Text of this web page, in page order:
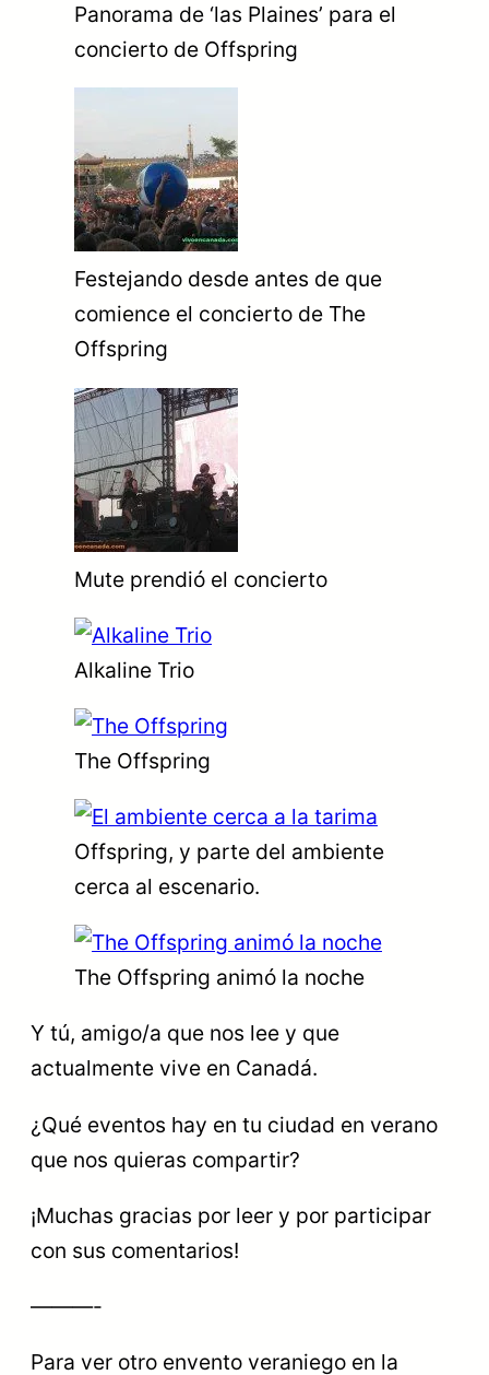
Panorama de ‘las Plaines’ para el
concierto de Offspring
Festejando desde antes de que
comience el concierto de The
Offspring
Mute prendió el concierto
Alkaline Trio
The Offspring
Offspring, y parte del ambiente
cerca al escenario.
The Offspring animó la noche
Y tú, amigo/a que nos lee y que
actualmente vive en Canadá.
¿Qué eventos hay en tu ciudad en verano
que nos quieras compartir?
¡Muchas gracias por leer y por participar
con sus comentarios!
———-
Para ver otro envento veraniego en la